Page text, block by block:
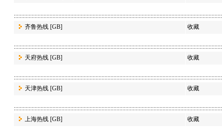
齐鲁热线 [GB] 收藏
天府热线 [GB] 收藏
天津热线 [GB] 收藏
上海热线 [GB] 收藏